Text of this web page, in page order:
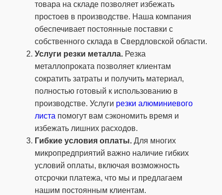
товара на складе позволяет избежать
простоев в производстве. Наша компания
обеспечивает постоянные поставки с
собственного склада в Свердловской области.
Услуги резки металла. Резка
металлопроката позволяет клиентам
сократить затраты и получить материал,
полностью готовый к использованию в
производстве. Услуги резки алюминиевого
листа помогут вам сэкономить время и
избежать лишних расходов.
Гибкие условия оплаты. Для многих
микропредприятий важно наличие гибких
условий оплаты, включая возможность
отсрочки платежа, что мы и предлагаем
нашим постоянным клиентам.